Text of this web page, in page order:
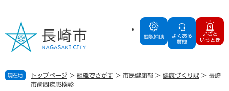
の
で
す
ー
ば
し
閲覧補助
よくある
質問
いざと
いうとき
現在地 トップページ > 組織でさがす > 市民健康部 > 健康づくり課 > 長崎
市歯周疾患検診